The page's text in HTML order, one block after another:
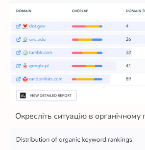
Окресліть ситуацію в органічному